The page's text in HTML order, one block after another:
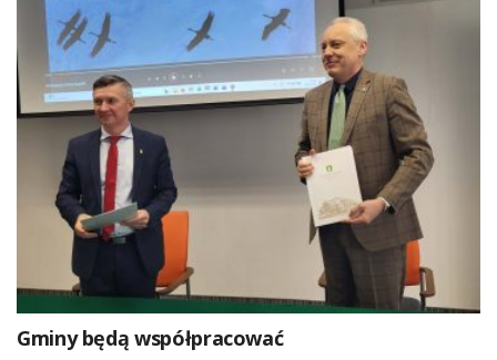
Gminy będą współpracować